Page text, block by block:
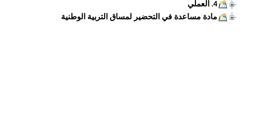
4. العملي
مادة مساعدة في التحضير لمساق التربية الوطنية